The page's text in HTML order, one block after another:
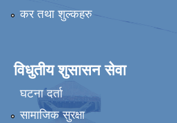
कर तथा शुल्कहरु
विधुतीय शुसासन सेवा
घटना दर्ता
सामाजिक सुरक्षा